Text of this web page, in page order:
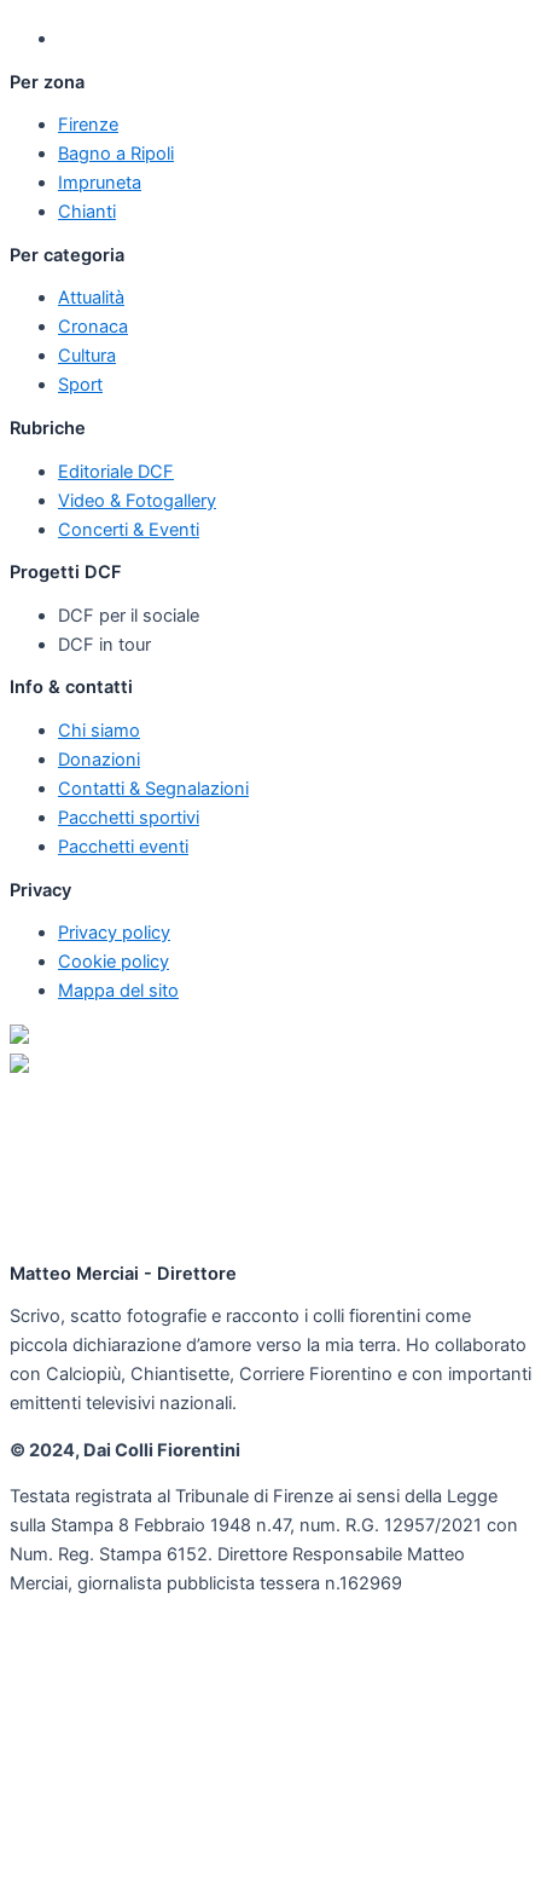
Per zona
Firenze
Bagno a Ripoli
Impruneta
Chianti
Per categoria
Attualità
Cronaca
Cultura
Sport
Rubriche
Editoriale DCF
Video & Fotogallery
Concerti & Eventi
Progetti DCF
DCF per il sociale
DCF in tour
Info & contatti
Chi siamo
Donazioni
Contatti & Segnalazioni
Pacchetti sportivi
Pacchetti eventi
Privacy
Privacy policy
Cookie policy
Mappa del sito
Matteo Merciai - Direttore
Scrivo, scatto fotografie e racconto i colli fiorentini come
piccola dichiarazione d’amore verso la mia terra. Ho collaborato
con Calciopiù, Chiantisette, Corriere Fiorentino e con importanti
emittenti televisivi nazionali.
© 2024, Dai Colli Fiorentini
Testata registrata al Tribunale di Firenze ai sensi della Legge
sulla Stampa 8 Febbraio 1948 n.47, num. R.G. 12957/2021 con
Num. Reg. Stampa 6152. Direttore Responsabile Matteo
Merciai, giornalista pubblicista tessera n.162969